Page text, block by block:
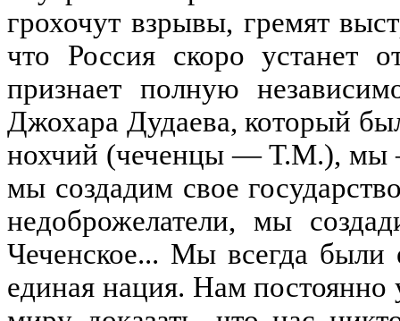
грохочут взрывы, гремят
что Россия скоро устанет
признает полную
Джохара Дудаева, который
нохчий (чеченцы — Т.М.), мы
мы создадим свое
недоброжелатели, мы
Чеченское... Мы всегда
единая нация. Нам